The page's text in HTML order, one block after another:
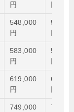
円
548,000
円
583,000
円
619,000
円
749,000